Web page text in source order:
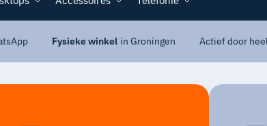
Fysieke winkel in Groningen Actief door